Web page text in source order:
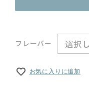
フレーバー
お気に入りに追加